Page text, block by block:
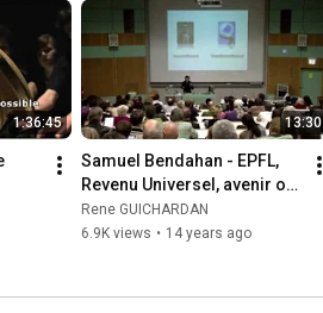
1:36:45 13:30
Samuel Bendahan - EPFL,
Revenu Universel, avenir ou
utopie  ?
Rene GUICHARDAN
6.9K views • 14 years ago